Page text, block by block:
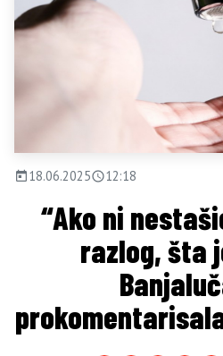
18.06.2025 12:18
“Ako ni
razlog, šta